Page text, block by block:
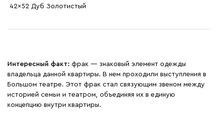
42x52 Дуб Золотистый
Интересный факт: фрак — знаковый элемент одежды
владельца данной квартиры. В нем проходили выступления в
Большом театре. Этот фрак стал связующим звеном между
историей семьи и театром, объединяя их в единую
концепцию внутри квартиры.